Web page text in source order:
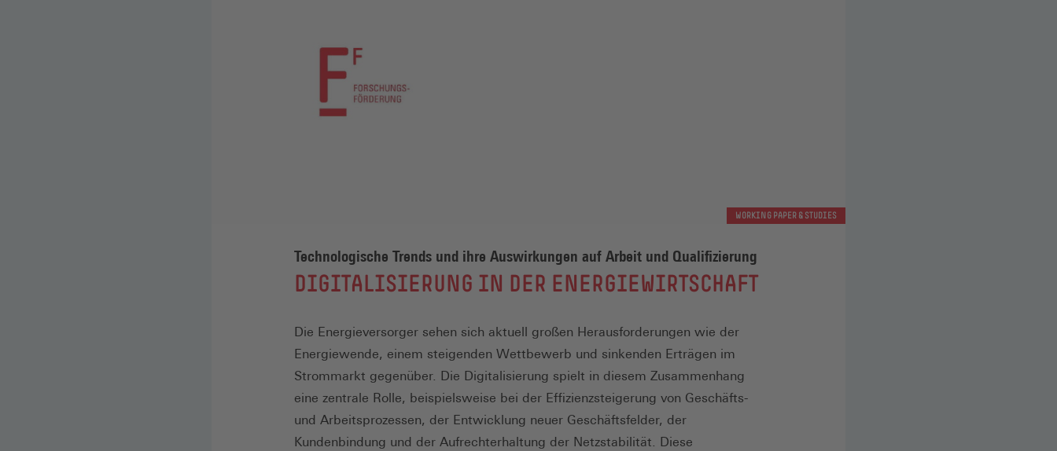
WORKING PAPER & STUDIES
Technologische Trends und ihre Auswirkungen auf Arbeit und Qualifizierung
:
DIGITALISIERUNG IN DER ENERGIEWIRTSCHAFT
Die Energieversorger sehen sich aktuell großen Herausforderungen wie der
Energiewende, einem steigenden Wettbewerb und sinkenden Erträgen im
Strommarkt gegenüber. Die Digitalisierung spielt in diesem Zusammenhang
eine zentrale Rolle, beispielsweise bei der Effizienzsteigerung von Geschäfts-
und Arbeitsprozessen, der Entwicklung neuer Geschäftsfelder, der
Kundenbindung und der Aufrechterhaltung der Netzstabilität. Diese